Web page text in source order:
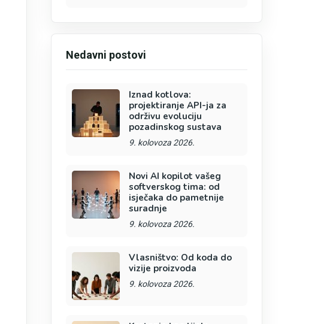
Nedavni postovi
Iznad kotlova:
projektiranje API-ja za
održivu evoluciju
pozadinskog sustava
9. kolovoza 2026.
Novi AI kopilot vašeg
softverskog tima: od
isječaka do pametnije
suradnje
9. kolovoza 2026.
Vlasništvo: Od koda do
vizije proizvoda
9. kolovoza 2026.